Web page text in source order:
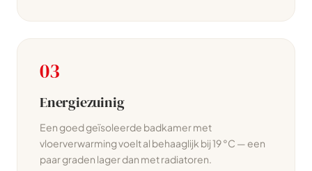
03
Energiezuinig
Een goed geïsoleerde badkamer met
vloerverwarming voelt al behaaglijk bij 19 °C — een
paar graden lager dan met radiatoren.